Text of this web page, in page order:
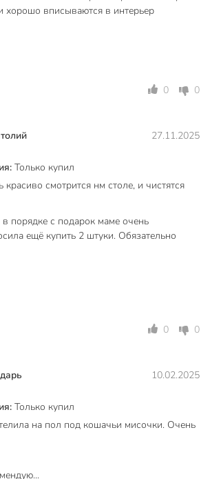
хорошо вписываются в интерьер
0 0
27.11.2025
Только купил
красиво смотрится нм столе, и чистятся
в порядке с подарок маме очень
ещё купить 2 штуки. Обязательно
0 0
10.02.2025
Только купил
на пол под кошачьи мисочки. Очень